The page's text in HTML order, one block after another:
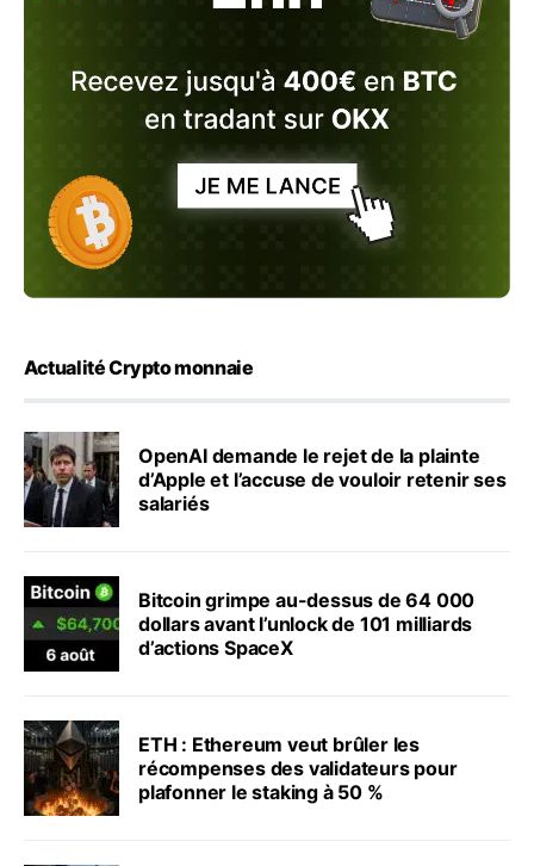
Actualité Crypto monnaie
OpenAI demande le rejet de la plainte
d’Apple et l’accuse de vouloir retenir ses
salariés
Bitcoin grimpe au-dessus de 64 000
dollars avant l’unlock de 101 milliards
d’actions SpaceX
ETH : Ethereum veut brûler les
récompenses des validateurs pour
plafonner le staking à 50 %